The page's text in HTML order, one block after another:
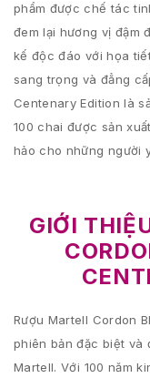
phẩm được chế tác
đem lại hương vị đậm
kế độc đáo với họa
sang trọng và đẳng
Centenary Edition là
100 chai được sản
hảo cho những người
GIỚI
Rượu Martell Cordon
phiên bản đặc biệt và
Martell. Với 100 năm